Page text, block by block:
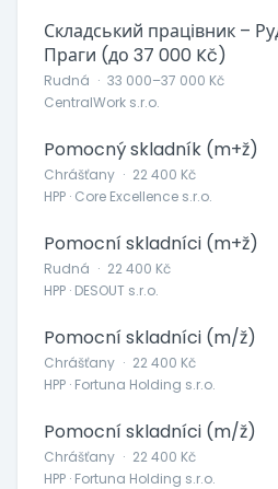
Складський працівник –
Праги (до 37 000 Kč)
Rudná · 33 000–37 000 Kč
CentralWork s.r.o.
Pomocný skladník (m+ž)
Chrášťany · 22 400 Kč
HPP · Core Excellence s.r.o.
Pomocní skladníci (m+ž)
Rudná · 22 400 Kč
HPP · DESOUT s.r.o.
Pomocní skladníci (m/ž)
Chrášťany · 22 400 Kč
HPP · Fortuna Holding s.r.o.
Pomocní skladníci (m/ž)
Chrášťany · 22 400 Kč
HPP · Fortuna Holding s.r.o.